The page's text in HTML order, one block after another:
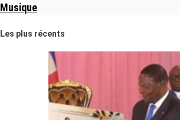
Musique
Les plus récents